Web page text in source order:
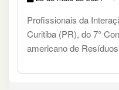
Profissionais da
Curitiba (PR), do 7°
americano de